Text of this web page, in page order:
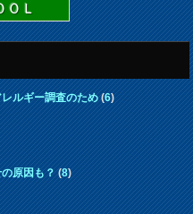
ＯＬ
ルギー調査のため(6)
原因も？(8)